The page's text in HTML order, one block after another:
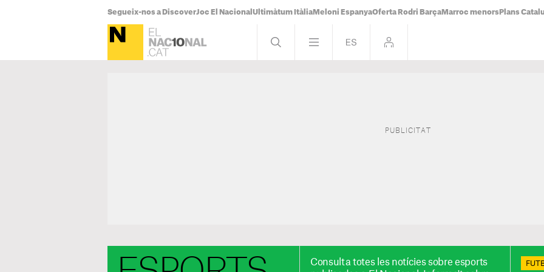
Segueix-nos a DiscoverJoc El Nacional Ultimàtum Itàlia Meloni EspanyaOferta Rodri Barça Marroc menors Plans
Consulta totes les notícies sobre esports